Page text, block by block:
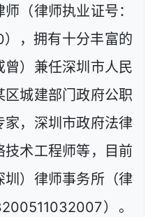
（律师执业证号：
，拥有十分丰富的
）兼任深圳市人民
城建部门政府公职
，深圳市政府法律
术工程师等，目前
）律师事务所（律
）。